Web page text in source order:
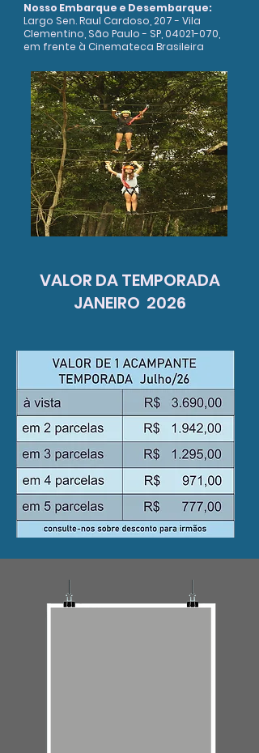
Nosso Embarque e Desembarque:
Largo Sen. Raul Cardoso, 207 - Vila
Clementino, São Paulo - SP, 04021-070
em frente à Cinemateca Brasileira
VALOR DA TEMPORADA
JANEIRO 2026